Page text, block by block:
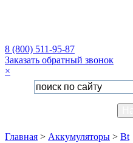
8 (800) 511-95-87
Заказать обратный звонок
×
Главная > Аккумуляторы > Bt